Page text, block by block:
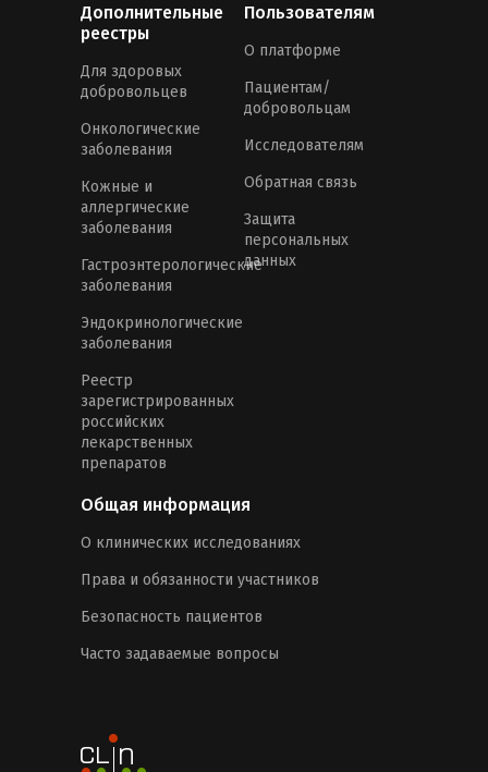
Дополнительные
реестры
Для здоровых
добровольцев
Онкологические
заболевания
Кожные и
аллергические
заболевания
Гастроэнтерологические
заболевания
Эндокринологические
заболевания
Реестр
зарегистрированных
российских
лекарственных
препаратов
Пользователям
О платформе
Пациентам/
добровольцам
Исследователям
Обратная связь
Защита
персональных
данных
Общая информация
О клинических исследованиях
Права и обязанности участников
Безопасность пациентов
Часто задаваемые вопросы